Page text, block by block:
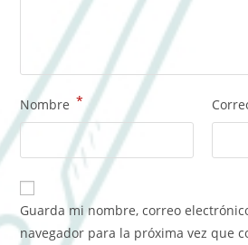
Nombre *
Guarda mi nombre, correo
navegador para la próxima vez que